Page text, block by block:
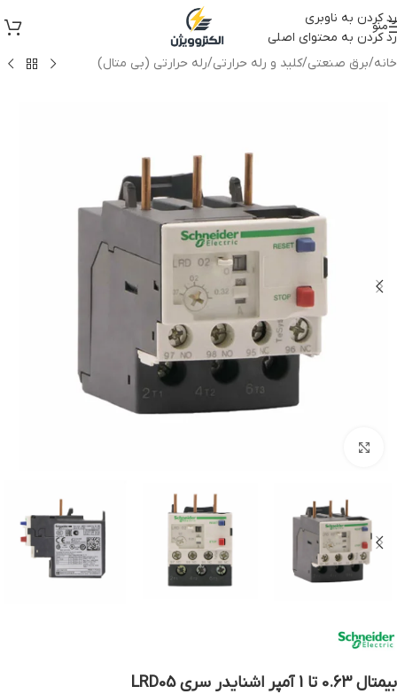
رد کردن به ناوبری
رد کردن به محتوای اصلی
منو
خانه/برق صنعتی/کلید و رله حرارتی/رله حرارتی (بی متال)
بیمتال 0.63 تا 1 آمپر اشنایدر سری LRD05